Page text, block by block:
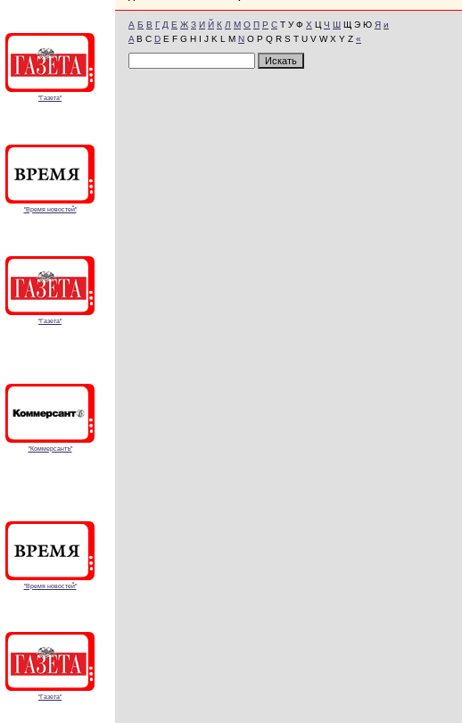
"Газета"
"Время новостей"
"Газета"
"Коммерсантъ"
"Время новостей"
"Газета"
А Б В Г Д Е Ж З И Й К Л М О П Р С Т У Ф Х Ц Ч Ш Щ Э Ю Я и
A B C D E F G H I J K L M N O P Q R S T U V W X Y Z «